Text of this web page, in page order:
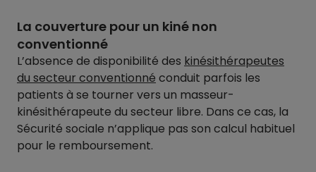
La couverture pour un kiné non
conventionné
L’absence de disponibilité des kinésithérapeutes
du secteur conventionné conduit parfois les
patients à se tourner vers un masseur-
kinésithérapeute du secteur libre. Dans ce cas, la
Sécurité sociale n’applique pas son calcul habituel
pour le remboursement.